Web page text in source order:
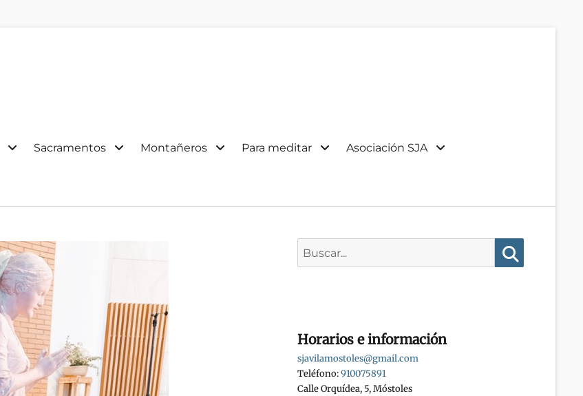
Sacramentos Montañeros Para meditar Asociación SJA
Horarios e información
sjavilamostoles@gmail.com
Teléfono:910075891
Calle Orquídea, 5, Móstoles